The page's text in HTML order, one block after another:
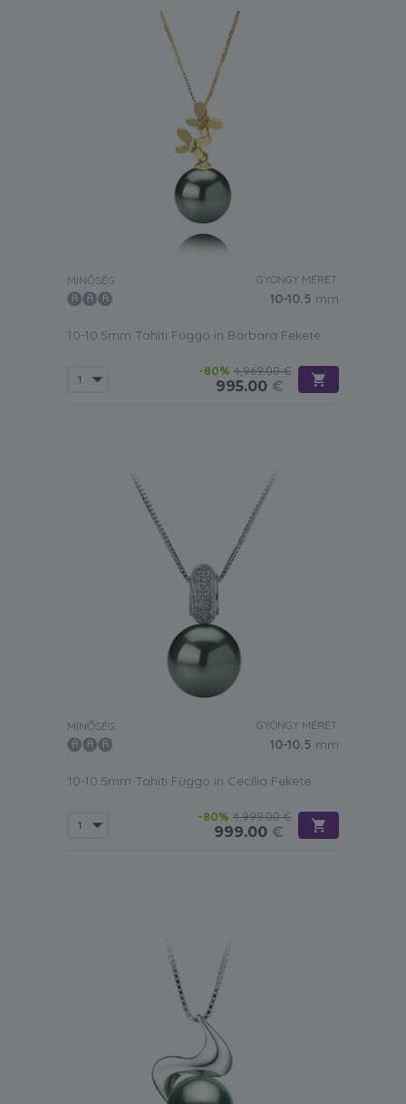
MINŐSÉG: GYÖNGY MÉRET:
10-10.5 mm
10-10.5mm Tahiti Függo in Barbara Fekete
-80% 4,969.00 €
995.00 €
MINŐSÉG: GYÖNGY MÉRET:
10-10.5 mm
10-10.5mm Tahiti Függo in Cecília Fekete
-80% 4,999.00 €
999.00 €